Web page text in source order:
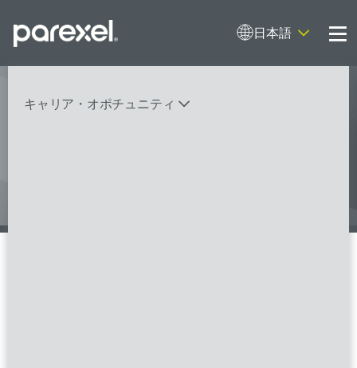
日本語
キャリア・オポチュニティ